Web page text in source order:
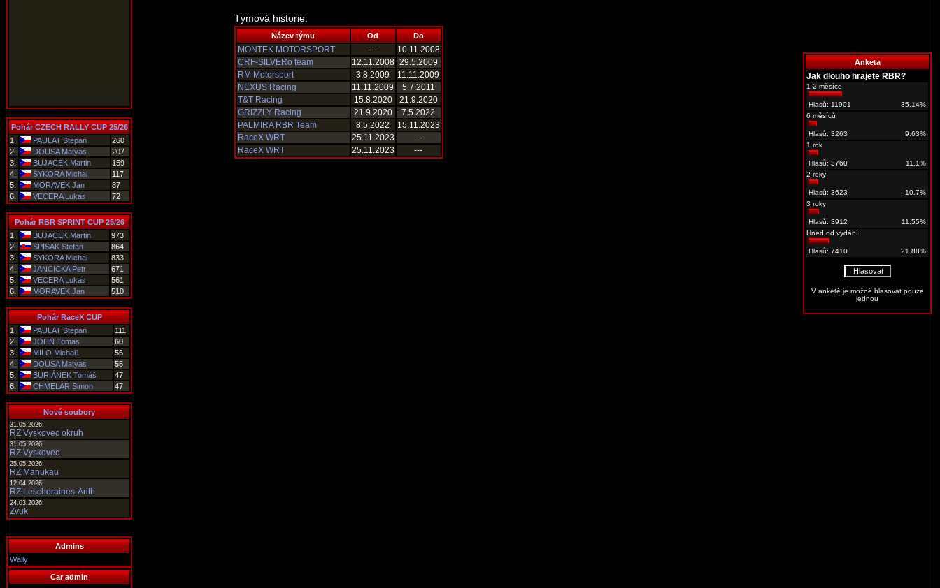
Pohár CZECH RALLY CUP 25/26
1.
PAULAT Stepan
260
2.
DOUSA Matyas
207
3.
BUJACEK Martin
159
4.
SYKORA Michal
117
5.
MORAVEK Jan
87
6.
VECERA Lukas 72
Pohár RBR SPRINT CUP 25/26
1.
BUJACEK Martin
973
2.
SPISAK Stefan
864
3.
SYKORA Michal
833
4.
JANCICKA Petr
671
5.
VECERA Lukas
561
6.
MORAVEK Jan 510
Pohár RaceX CUP
1.
PAULAT Stepan
111
2.
JOHN Tomas
60
3.
MILO Michal1
56
4.
DOUSA Matyas
55
5.
BURIÁNEK Tomáš
47
6.
CHMELAR Simon 47
Nové soubory
31.05.2026:
RZ Vyskovec okruh
31.05.2026:
RZ Vyskovec
25.05.2026:
RZ Manukau
12.04.2026:
RZ Lescheraines-Arith
24.03.2026:
Zvuk
Admins
Wally
Car admin
Anketa
Jak dlouho hrajete RBR?
1-2 měsíce
Hlasů: 11901
35.14%
6 měsíců
Hlasů: 3263
9.63%
1 rok
Hlasů: 3760
11.1%
2 roky
Hlasů: 3623
10.7%
3 roky
Hlasů: 3912
11.55%
Hned od vydání
Hlasů: 7410 21.88%
V anketě je možné hlasovat pouze
jednou
Týmová historie:
Název týmu Od Do
MONTEK MOTORSPORT ---
10.11.2008
CRF-SILVERo team
12.11.2008 29.5.2009
RM Motorsport
3.8.2009
11.11.2009
NEXUS Racing
11.11.2009
5.7.2011
T&T Racing
15.8.2020
21.9.2020
GRIZZLY Racing
21.9.2020
7.5.2022
PALMIRA RBR Team
8.5.2022
15.11.2023
RaceX WRT
25.11.2023
---
RaceX WRT
25.11.2023 ---